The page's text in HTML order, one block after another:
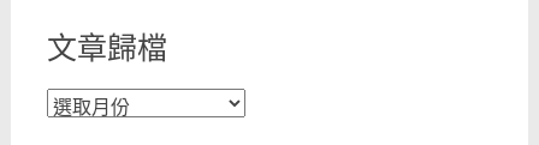
文章歸檔
文